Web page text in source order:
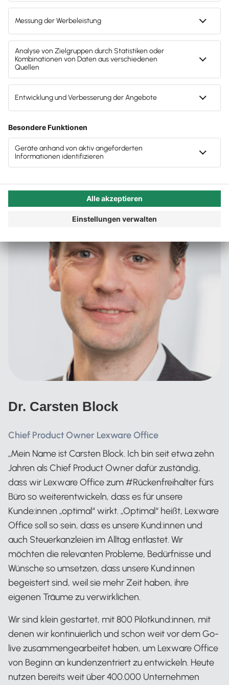
entstand aus dem Mandantenbedarf
zu automatisieren
Sie haben Fragen zum Lexware Office Angebot
für Steuerkanzleien?
Effizienz in der Kanzlei als Mittel gegen
Fachkräftemangel
Steuerberater:in und Mandant:in unterstützen
zu optimieren und Mehrwerte zu schaffen. Dabei
Zusammenarbeit zwischen Steuerkanzleien und
Lexware Office Kund:innen eine zentrale Rolle. Wir
freuen uns, dass Chief Product Owner Dr. Carsten
Block die Zeit gefunden hat, spannende Einblicke zu
geben, wie das Team dabei vorgeht.
Autor:in:Carola Heine
Veröffentlicht:20.11.2023
Kategorie:Steuerberater:innen
Dr. Carsten Block
Chief Product Owner Lexware Office
„Mein Name ist Carsten Block. Ich bin seit etwa zehn
Jahren als Chief Product Owner dafür zuständig,
dass wir Lexware Office zum #Rückenfreihalter fürs
Büro so weiterentwickeln, dass es für unsere
Kunde:innen „optimal“ wirkt. „Optimal“ heißt, Lexware
Office soll so sein, dass es unsere Kund:innen und
auch Steuerkanzleien im Alltag entlastet. Wir
möchten die relevanten Probleme, Bedürfnisse und
Wünsche so umsetzen, dass unsere Kund:innen
begeistert sind, weil sie mehr Zeit haben, ihre
eigenen Träume zu verwirklichen.
Wir sind klein gestartet, mit 800 Pilotkund:innen, mit
denen wir kontinuierlich und schon weit vor dem Go-
live zusammengearbeitet haben, um Lexware Office
von Beginn an kundenzentriert zu entwickeln. Heute
nutzen bereits weit über 400.000 Unternehmen